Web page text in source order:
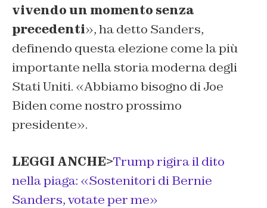
vivendo un momento senza
precedenti», ha detto Sanders,
definendo questa elezione come la più
importante nella storia moderna degli
Stati Uniti. «Abbiamo bisogno di Joe
Biden come nostro prossimo
presidente».
LEGGI ANCHE>Trump rigira il dito
nella piaga: «Sostenitori di Bernie
Sanders, votate per me»